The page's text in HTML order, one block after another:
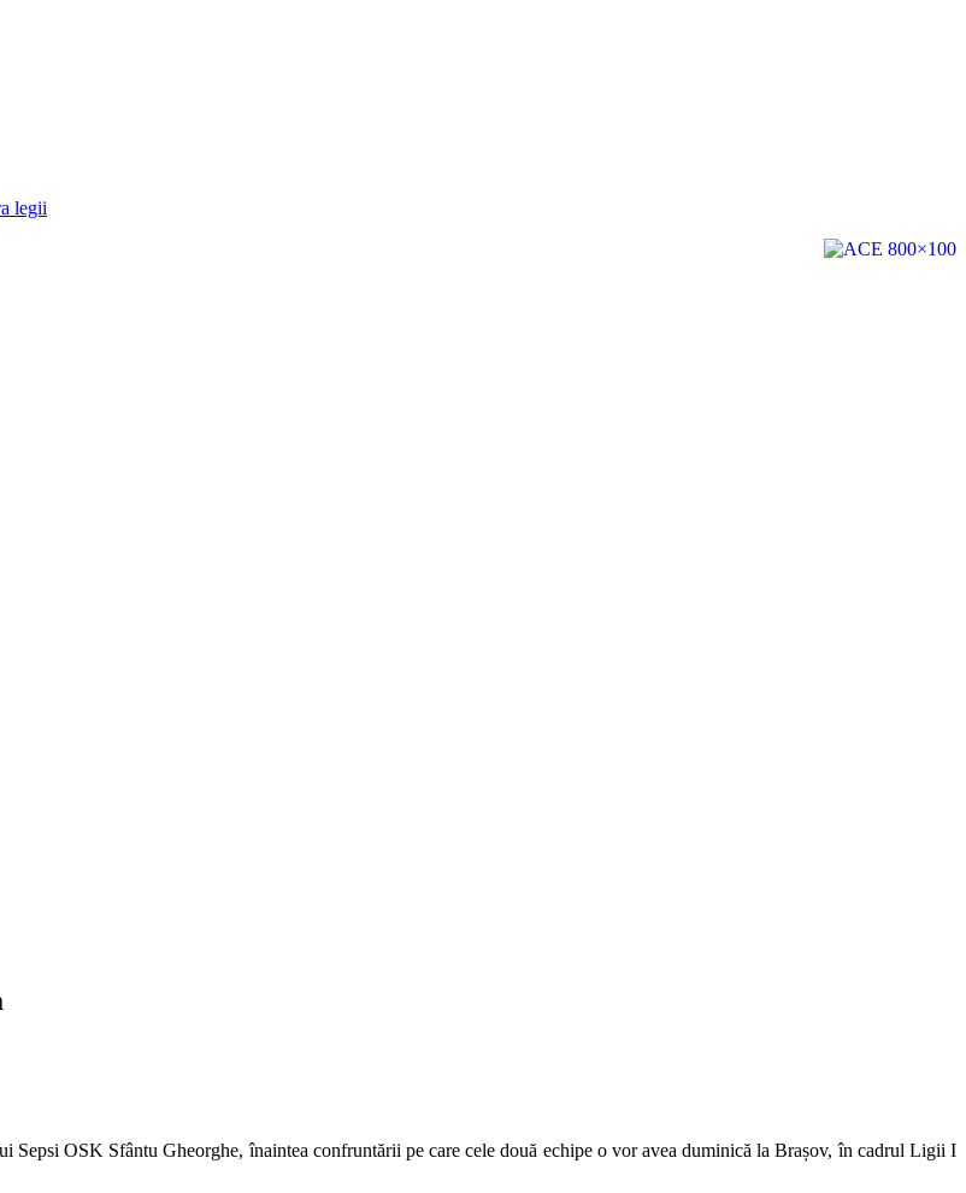
legii
OSK Sfântu Gheorghe, înaintea confruntării pe care cele două echipe o vor avea duminică la Brașov, în cadrul Ligii I